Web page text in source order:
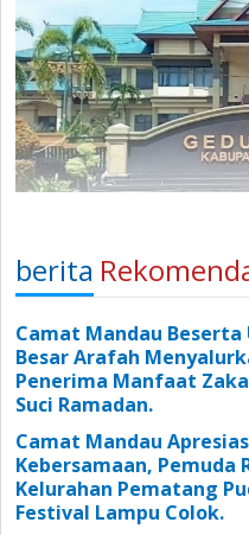
berita
Camat Mandau Beserta
Besar Arafah
Penerima Manfaat
Suci Ramadan.
Camat Mandau
Kebersamaan, Pemuda
Kelurahan Pematang
Festival Lampu Colok.